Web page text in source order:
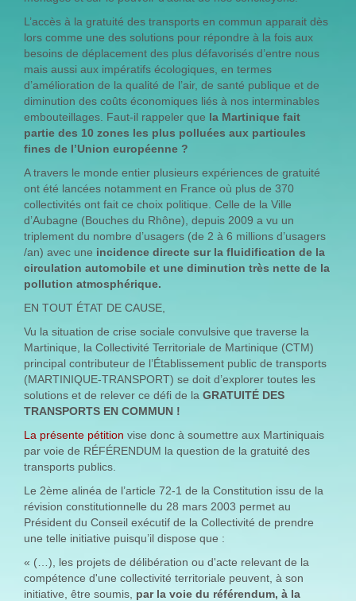
L’accès à la gratuité des transports en commun apparait dès
lors comme une des solutions pour répondre à la fois aux
besoins de déplacement des plus défavorisés d’entre nous
mais aussi aux impératifs écologiques, en termes
d’amélioration de la qualité de l’air, de santé publique et de
diminution des coûts économiques liés à nos interminables
embouteillages. Faut-il rappeler que la Martinique fait
partie des 10 zones les plus polluées aux particules
fines de l’Union européenne ?
A travers le monde entier plusieurs expériences de gratuité
ont été lancées notamment en France où plus de 370
collectivités ont fait ce choix politique. Celle de la Ville
d’Aubagne (Bouches du Rhône), depuis 2009 a vu un
triplement du nombre d’usagers (de 2 à 6 millions d’usagers
/an) avec une incidence directe sur la fluidification de la
circulation automobile et une diminution très nette de la
pollution atmosphérique.
EN TOUT ÉTAT DE CAUSE,
Vu la situation de crise sociale convulsive que traverse la
Martinique, la Collectivité Territoriale de Martinique (CTM)
principal contributeur de l’Établissement public de transports
(MARTINIQUE-TRANSPORT) se doit d’explorer toutes les
solutions et de relever ce défi de la GRATUITÉ DES
TRANSPORTS EN COMMUN !
La présente pétition vise donc à soumettre aux Martiniquais
par voie de RÉFÉRENDUM la question de la gratuité des
transports publics.
Le 2ème alinéa de l’article 72-1 de la Constitution issu de la
révision constitutionnelle du 28 mars 2003 permet au
Président du Conseil exécutif de la Collectivité de prendre
une telle initiative puisqu’il dispose que :
« (…), les projets de délibération ou d'acte relevant de la
compétence d'une collectivité territoriale peuvent, à son
initiative, être soumis, par la voie du référendum, à la